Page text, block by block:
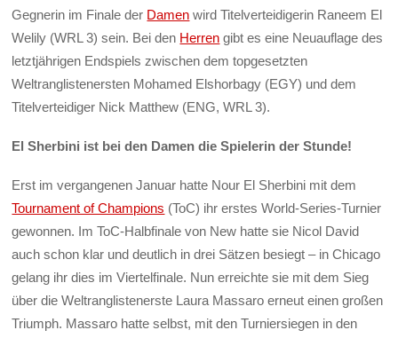
Gegnerin im Finale der Damen wird Titelverteidigerin Raneem El
Welily (WRL 3) sein. Bei den Herren gibt es eine Neuauflage des
letztjährigen Endspiels zwischen dem topgesetzten
Weltranglistenersten Mohamed Elshorbagy (EGY) und dem
Titelverteidiger Nick Matthew (ENG, WRL 3).
El Sherbini ist bei den Damen die Spielerin der Stunde!
Erst im vergangenen Januar hatte Nour El Sherbini mit dem
Tournament of Champions (ToC) ihr erstes World-Series-Turnier
gewonnen. Im ToC-Halbfinale von New hatte sie Nicol David
auch schon klar und deutlich in drei Sätzen besiegt – in Chicago
gelang ihr dies im Viertelfinale. Nun erreichte sie mit dem Sieg
über die Weltranglistenerste Laura Massaro erneut einen großen
Triumph. Massaro hatte selbst, mit den Turniersiegen in den